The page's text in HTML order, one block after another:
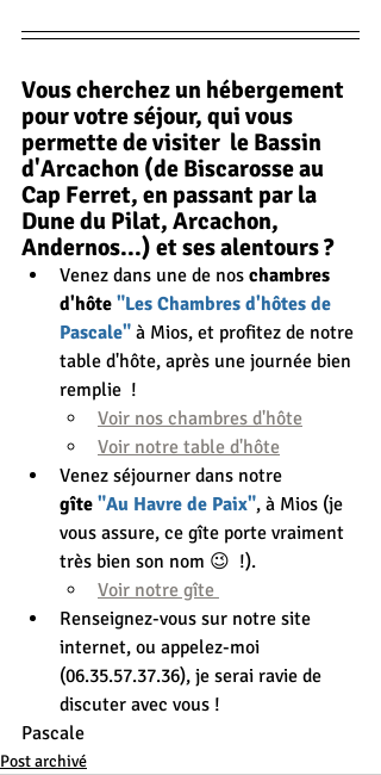
Vous cherchez un hébergement
pour votre séjour, qui vous
permette de visiter  le Bassin
d'Arcachon (de Biscarosse au
Cap Ferret, en passant par la
Dune du Pilat, Arcachon,
Andernos...) et ses alentours ?
Venez dans une de nos chambres
d'hôte "Les Chambres d'hôtes de
Pascale" à Mios, et profitez de notre
table d'hôte, après une journée bien
remplie  !
Voir nos chambres d'hôte
Voir notre table d'hôte
Venez séjourner dans notre
gîte "Au Havre de Paix", à Mios (je
vous assure, ce gîte porte vraiment
très bien son nom 😉  !).
Voir notre gîte
Renseignez-vous sur notre site
internet, ou appelez-moi
(06.35.57.37.36), je serai ravie de
discuter avec vous !
Pascale
Post archivé